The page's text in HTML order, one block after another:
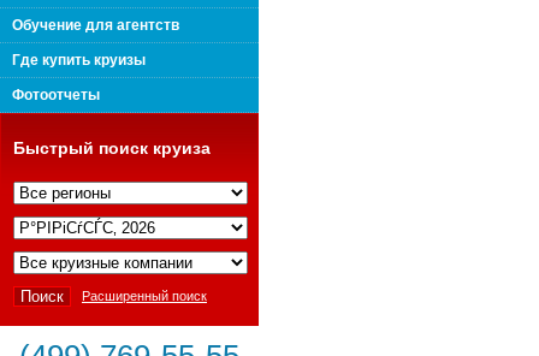
Интернешнл"
Обучение для агентств
Где купить круизы
Фотоотчеты
Быстрый поиск круиза
Расширенный поиск